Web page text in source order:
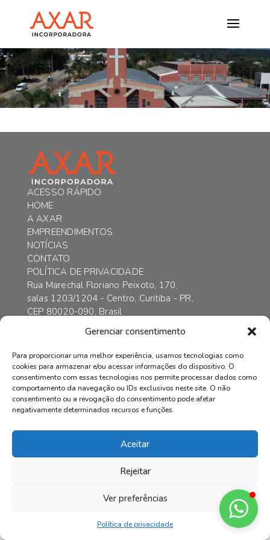
Gerenciar consentimento
Para proporcionar uma melhor experiência, usamos tecnologias como
cookies para armazenar e/ou acessar informações do dispositivo. O
consentimento com essas tecnologias nos permite processar dados como
comportamento da navegação ou IDs exclusivos neste site. O não
consentimento ou a revogação do consentimento pode afetar
negativamente determinados recursos e funções.
Aceitar
Rejeitar
Ver preferências
Política de privacidade
ACESSO RÁPIDO
HOME
A AXAR
EMPREENDIMENTOS
NOTÍCIAS
CONTATO
POLÍTICA DE PRIVACIDADE
Rua Marechal Floriano Peixoto, 170,
salas 1203/1204 - Centro, Curitiba - PR,
CEP 80020-090, Brasil
+55 41 3352-6989
+55 41 99169-4578
© AXAR INCORPADORA | Todos os direitos reservados.